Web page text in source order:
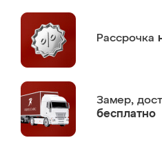
Рассрочка
Замер,
бесплатно